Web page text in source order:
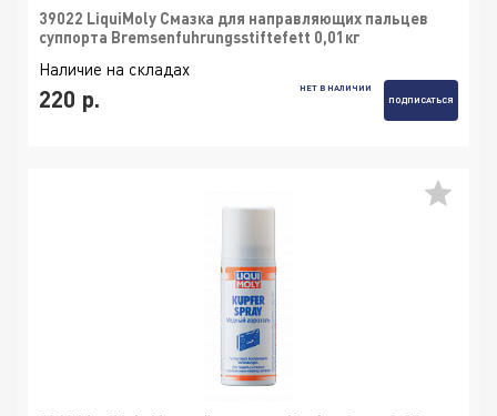
39022 LiquiMoly Смазка для направляющих пальцев
суппорта Bremsenfuhrungsstiftefett 0,01кг
Наличие на складах
220 р.
НЕТ В НАЛИЧИИ
ПОДПИСАТЬСЯ